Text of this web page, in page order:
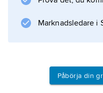
rådgivning.
Marknadsledare i
Påbörja din